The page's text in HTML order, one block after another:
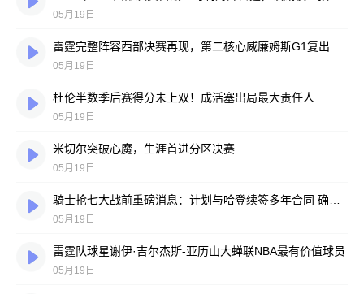
05月19日
05月19日
杜伦半数季后赛得分未上双！成活塞出局最大责任人
05月19日
米切尔突破心魔，生涯首进分区决赛
05月19日
05月19日
雷霆队球星谢伊·吉尔杰斯-亚历山大蝉联NBA最有价值球员
05月19日